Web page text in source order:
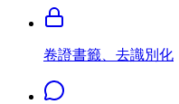
卷證書籤、去識別化